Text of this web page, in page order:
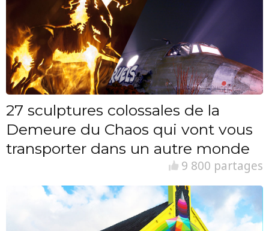
27 sculptures colossales de la
Demeure du Chaos qui vont vous
transporter dans un autre monde
9 800 partages